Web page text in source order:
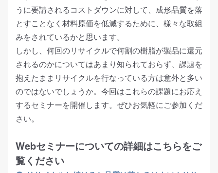
うに要請されるコストダウンに対して、成形品質を落
とすことなく材料原価を低減するために、様々な取組
みをされているかと思います。
しかし、 何回のリサイクルで何割の樹脂が製品に還元
されるのかについてはあまり知られておらず、課題を
抱えたままリサイクルを行なっている方は意外と多い
のではないでしょうか。今回はこれらの課題にお応え
するセミナーを開催します。ぜひお気軽にご参加くだ
さい。
Webセミナーについての詳細はこちらをご
覧ください